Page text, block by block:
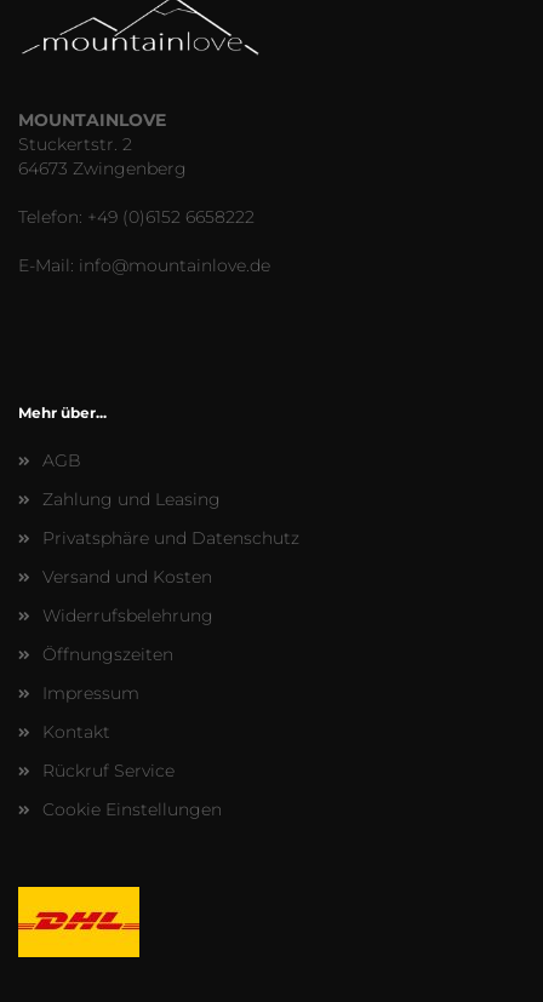
MOUNTAINLOVE
Stuckertstr. 2
64673 Zwingenberg
Telefon: +49 (0)6152 6658222
E-Mail: info@mountainlove.de
Mehr über...
AGB
Zahlung und Leasing
Privatsphäre und Datenschutz
Versand und Kosten
Widerrufsbelehrung
Öffnungszeiten
Impressum
Kontakt
Rückruf Service
Cookie Einstellungen